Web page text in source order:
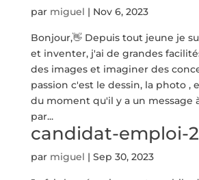
par miguel | Nov 6, 2023
Bonjour,👋 Depuis tout jeune je
et inventer, j'ai de grandes
des images et imaginer des
passion c'est le dessin, la photo ,
du moment qu'il y a un message
par...
candidat-emploi-
par miguel | Sep 30, 2023